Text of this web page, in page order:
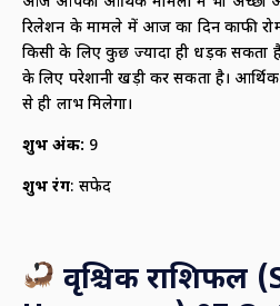
रिलेशन के मामले में आज का दिन काफी
किसी के लिए कुछ ज्यादा ही धड़क सकता
के लिए परेशानी खड़ी कर सकता है। आर्थिक
से ही लाभ मिलेगा।
शुभ अंक: 9
शुभ रंग: सफेद
वृश्चिक राशिफल (